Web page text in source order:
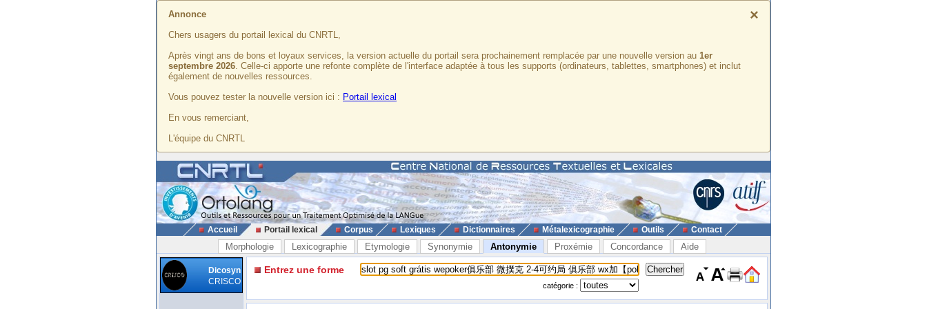
×
Annonce
Chers usagers du portail lexical du CNRTL,
Après vingt ans de bons et loyaux services, la version actuelle du portail sera prochainement remplacée par une nouvelle version au 1er
septembre 2026. Celle-ci apporte une refonte complète de l'interface adaptée à tous les supports (ordinateurs, tablettes, smartphones) et inclut
également de nouvelles ressources.
Vous pouvez tester la nouvelle version ici : Portail lexical
En vous remerciant,
L'équipe du CNRTL
Accueil Portail lexical Corpus Lexiques Dictionnaires Métalexicographie Outils Contact
Morphologie Lexicographie Etymologie Synonymie Antonymie Proxémie Concordance Aide
Dicosyn
CRISCO
Entrez une forme
catégorie :